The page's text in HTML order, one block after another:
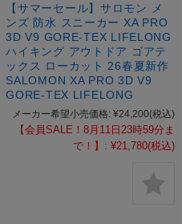
【サマーセール】サロモン メ
ンズ 防水 スニーカー XA PRO
3D V9 GORE-TEX LIFELONG
ハイキング アウトドア ゴアテ
ックス ローカット 26春夏新作
SALOMON XA PRO 3D V9
GORE-TEX LIFELONG
メーカー希望小売価格: ¥24,200(税込)
【会員SALE！8月11日23時59分ま
で！】: ¥21,780(税込)